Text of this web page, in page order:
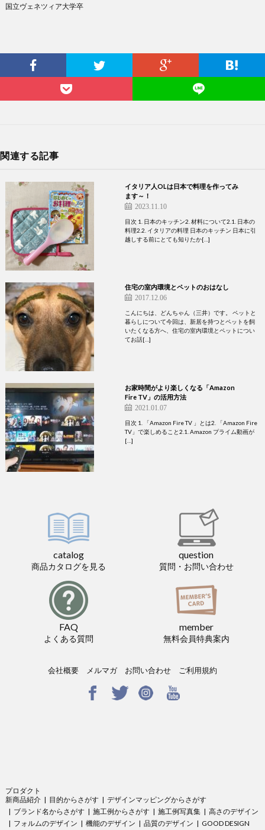
国立ヴェネツィア大学卒
関連する記事
イタリア人OLは日本で料理を作ってみ
ます～！
2023.11.10
目次 1. 日本のキッチン2. 材料について2.1. 日本の
料理2.2. イタリアの料理 日本のキッチン 日本に引
越しする前にとても知りたか[…]
住宅の室内環境とペットのおはなし
2017.12.06
こんにちは、どんちゃん（三井）です。 ペットと
暮らしについて今回は、新居を持つとペットを飼
いたくなる方へ、住宅の室内環境とペットについ
てお話[…]
お家時間がより楽しくなる「Amazon
Fire TV」の活用方法
2021.01.07
目次 1. 「Amazon Fire TV 」とは2. 「Amazon Fire
TV」で楽しめること2.1. Amazon プライム動画が
[…]
catalog
商品カタログを見る
question
質問・お問い合わせ
FAQ
よくある質問
member
無料会員特典案内
会社概要 メルマガ お問い合わせ ご利用規約
プロダクト
新商品紹介
目的からさがす
デザインマッピングからさがす
ブランド名からさがす
施工例からさがす 施工例写真集
高さのデザイン
フォルムのデザイン
機能のデザイン 品質のデザイン
GOOD DESIGN